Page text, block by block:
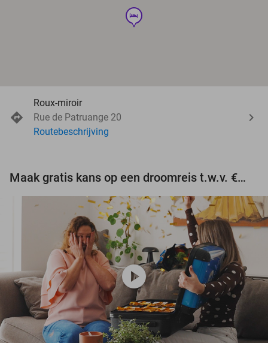
hotel
Roux-miroir
Rue de Patruange 20
Routebeschrijving
Maak gratis kans op een droomreis t.w.v. €3.000!
play_circle